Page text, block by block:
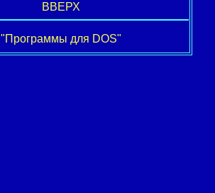
ВВЕРХ
"Программы для DOS"